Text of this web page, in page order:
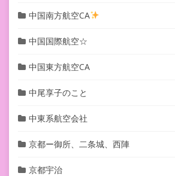
中国南方航空CA
中国国際航空☆
中国東方航空CA
中尾享子のこと
中東系航空会社
京都ー御所、二条城、西陣
京都宇治